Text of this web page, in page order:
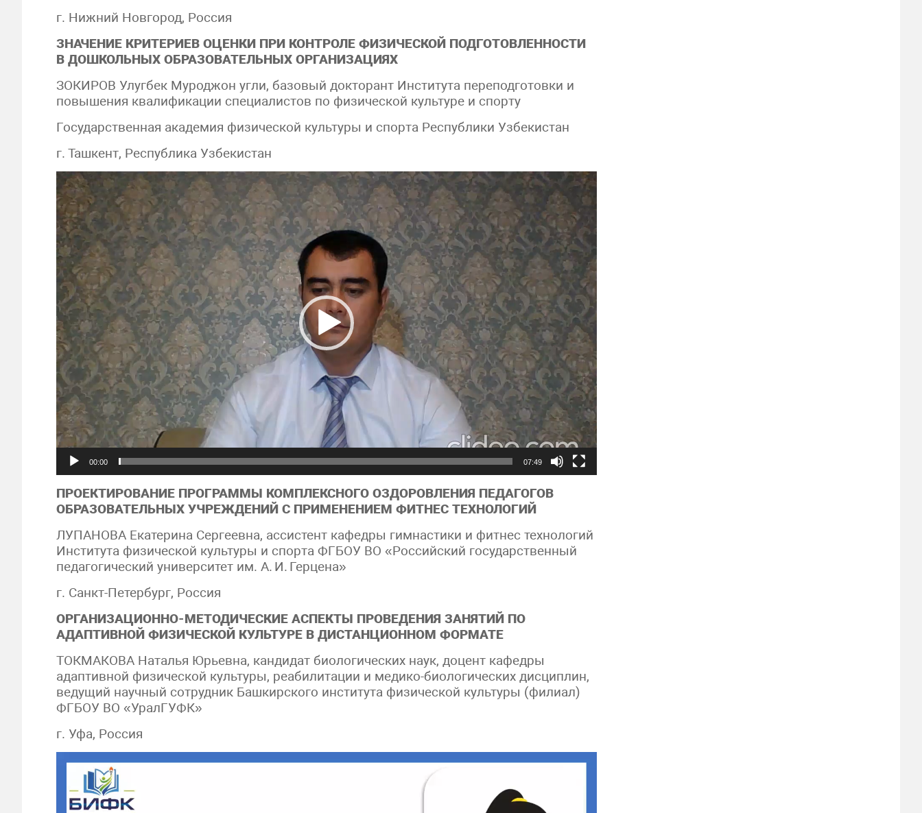
г. Нижний Новгород, Россия
ЗНАЧЕНИЕ КРИТЕРИЕВ ОЦЕНКИ ПРИ КОНТРОЛЕ ФИЗИЧЕСКОЙ ПОДГОТОВЛЕННОСТИ
В ДОШКОЛЬНЫХ ОБРАЗОВАТЕЛЬНЫХ ОРГАНИЗАЦИЯХ
ЗОКИРОВ Улугбек Муроджон угли, базовый докторант Института переподготовки и
повышения квалификации специалистов по физической культуре и спорту
Государственная академия физической культуры и спорта Республики Узбекистан
г. Ташкент, Республика Узбекистан
Видеоплеер
00:00 07:49
ПРОЕКТИРОВАНИЕ ПРОГРАММЫ КОМПЛЕКСНОГО ОЗДОРОВЛЕНИЯ ПЕДАГОГОВ
ОБРАЗОВАТЕЛЬНЫХ УЧРЕЖДЕНИЙ С ПРИМЕНЕНИЕМ ФИТНЕС ТЕХНОЛОГИЙ
ЛУПАНОВА Екатерина Сергеевна, ассистент кафедры гимнастики и фитнес технологий
Института физической культуры и спорта ФГБОУ ВО «Российский государственный
педагогический университет им. А. И. Герцена»
г. Санкт-Петербург, Россия
ОРГАНИЗАЦИОННО-МЕТОДИЧЕСКИЕ АСПЕКТЫ ПРОВЕДЕНИЯ ЗАНЯТИЙ ПО
АДАПТИВНОЙ ФИЗИЧЕСКОЙ КУЛЬТУРЕ В ДИСТАНЦИОННОМ ФОРМАТЕ
ТОКМАКОВА Наталья Юрьевна, кандидат биологических наук, доцент кафедры
адаптивной физической культуры, реабилитации и медико-биологических дисциплин,
ведущий научный сотрудник Башкирского института физической культуры (филиал)
ФГБОУ ВО «УралГУФК»
г. Уфа, Россия
Видеоплеер